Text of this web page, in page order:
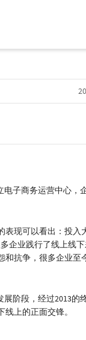
商
子商务运营中心，
现可以看出：投入
企业践行了线上线
抗争，很多企业至
阶段，经过2013的
上的正面交锋。